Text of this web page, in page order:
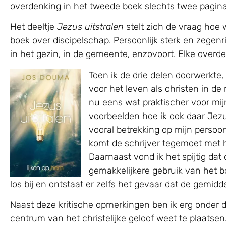
overdenking in het tweede boek slechts twee
Het deeltje Jezus uitstralen stelt zich de vraag hoe
boek over discipelschap. Persoonlijk sterk en
in het gezin, in de gemeente, enzovoort. Elke
Toen ik de drie delen
voor het leven als christen in de
nu eens wat praktischer voor
voorbeelden hoe ik ook daar
vooral betrekking op mijn
komt de schrijver tegemoet met
Daarnaast vond ik het spijtig
gemakkelijkere gebruik van het
los bij en ontstaat er zelfs het gevaar dat de
Naast deze kritische opmerkingen ben ik erg
centrum van het christelijke geloof weet te